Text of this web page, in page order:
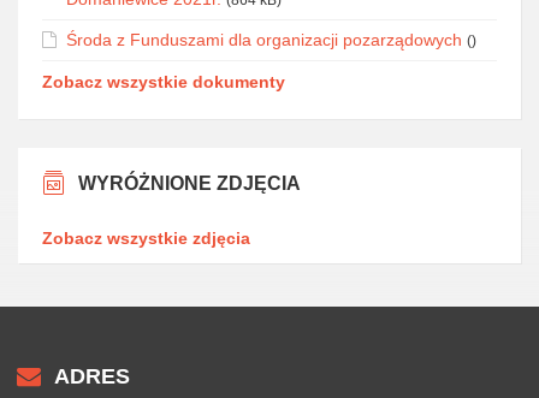
Środa z Funduszami dla organizacji pozarządowych ()
Zobacz wszystkie dokumenty
WYRÓŻNIONE ZDJĘCIA
Zobacz wszystkie zdjęcia
ADRES